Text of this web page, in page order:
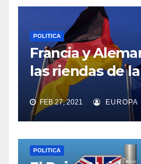
POLITICA
Francia y
las riendas de la
FEB 27, 2021 EUROPA
POLITICA